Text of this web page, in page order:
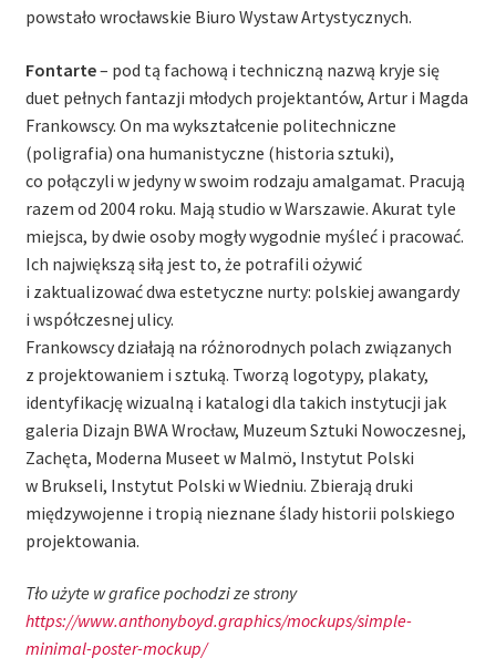
powstało wrocławskie Biuro Wystaw Artystycznych.
Fontarte– pod tą fachową i techniczną nazwą kryje się
duet pełnych fantazji młodych projektantów, Artur i Magda
Frankowscy. On ma wykształcenie politechniczne
(poligrafia) ona humanistyczne (historia sztuki),
co połączyli w jedyny w swoim rodzaju amalgamat. Pracują
razem od 2004 roku. Mają studio w Warszawie. Akurat tyle
miejsca, by dwie osoby mogły wygodnie myśleć i pracować.
Ich największą siłą jest to, że potrafili ożywić
i zaktualizować dwa estetyczne nurty: polskiej awangardy
i współczesnej ulicy.
Frankowscy działają na różnorodnych polach związanych
z projektowaniem i sztuką. Tworzą logotypy, plakaty,
identyfikację wizualną i katalogi dla takich instytucji jak
galeria Dizajn BWA Wrocław, Muzeum Sztuki Nowoczesnej,
Zachęta, Moderna Museet w Malmö, Instytut Polski
w Brukseli, Instytut Polski w Wiedniu. Zbierają druki
międzywojenne i tropią nieznane ślady historii polskiego
projektowania.
Tło użyte w grafice pochodzi ze strony
https://www.anthonyboyd.graphics/mockups/simple-
minimal-poster-mockup/